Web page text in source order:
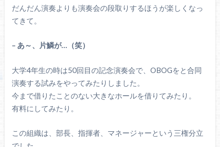
だんだん演奏よりも演奏会の段取りするほうが楽しくなっ
てきて。
– あ～、片鱗が…（笑）
大学4年生の時は50回目の記念演奏会で、OBOGをと合同
演奏する試みをやってみたりしました。
今まで借りたことのない大きなホールを借りてみたり。
有料にしてみたり。
この組織は、部長、指揮者、マネージャーという三権分立